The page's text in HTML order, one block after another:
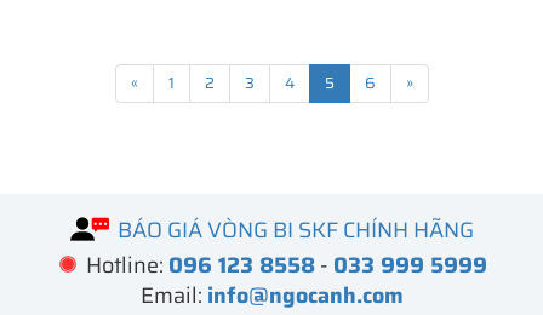
« 1 2 3 4 5 6 »
BÁO GIÁ VÒNG BI SKF CHÍNH HÃNG
Hotline: 096 123 8558- 033 999 5999
Email: info@ngocanh.com